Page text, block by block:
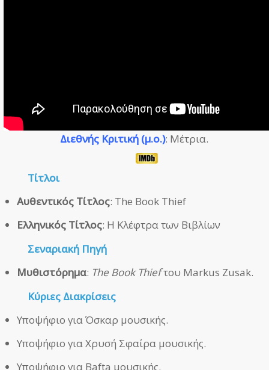
Διεθνής Κριτική (μ.ο.): Μέτρια.
Τίτλοι
Αυθεντικός Τίτλος: The Book Thief
Ελληνικός Τίτλος: Η Κλέφτρα των Βιβλίων
Σεναριακή Πηγή
Μυθιστόρημα: The Book Thiefτου Markus Zusak.
Κύριες Διακρίσεις
Υποψήφιο για Όσκαρ μουσικής.
Υποψήφιο για Χρυσή Σφαίρα μουσικής.
Υποψήφιο για Bafta μουσικής.